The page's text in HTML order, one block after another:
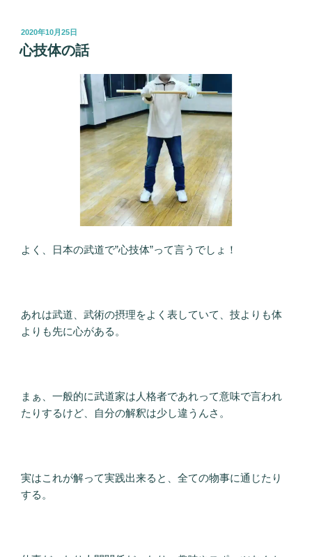
投
稿
日:
2020年10月25日
心技体の話
よく、日本の武道で”心技体”って言うでしょ！
あれは武道、武術の摂理をよく表していて、技よりも体
よりも先に心がある。
まぁ、一般的に武道家は人格者であれって意味で言われ
たりするけど、自分の解釈は少し違うんさ。
実はこれが解って実践出来ると、全ての物事に通じたり
する。